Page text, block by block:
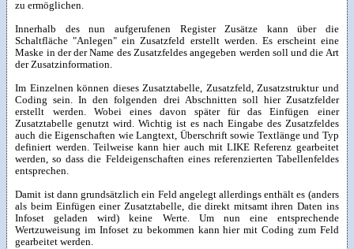
zu ermöglichen.
Innerhalb des nun aufgerufenen Register Zusätze kann über die
Schaltfläche "Anlegen" ein Zusatzfeld erstellt werden. Es erscheint eine
Maske in der der Name des Zusatzfeldes angegeben werden soll und die Art
der Zusatzinformation.
Im Einzelnen können dieses Zusatztabelle, Zusatzfeld, Zusatzstruktur und
Coding sein. In den folgenden drei Abschnitten soll hier Zusatzfelder
erstellt werden. Wobei eines davon später für das Einfügen einer
Zusatztabelle genutzt wird. Wichtig ist es nach Eingabe des Zusatzfeldes
auch die Eigenschaften wie Langtext, Überschrift sowie Textlänge und Typ
definiert werden. Teilweise kann hier auch mit LIKE Referenz gearbeitet
werden, so dass die Feldeigenschaften eines referenzierten Tabellenfeldes
entsprechen.
Damit ist dann grundsätzlich ein Feld angelegt allerdings enthält es (anders
als beim Einfügen einer Zusatztabelle, die direkt mitsamt ihren Daten ins
Infoset geladen wird) keine Werte. Um nun eine entsprechende
Wertzuweisung im Infoset zu bekommen kann hier mit Coding zum Feld
gearbeitet werden.